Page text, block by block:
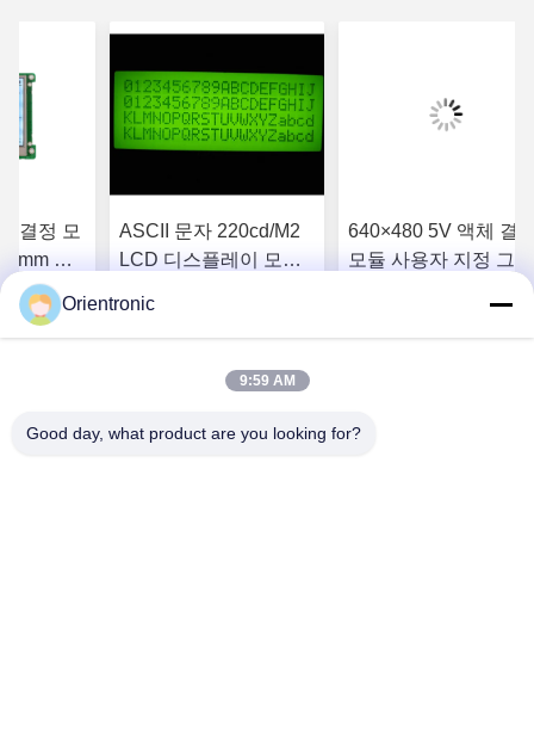
결정 모
세
듈, 세그
플레이,
격을 얻으
ASCII 문자 220cd/M2
LCD 디스플레이 모듈
레이 모듈, 세그먼트
LCD 디스플레이, 세그
최고의 가격을 얻으
640×480 5V 액체 결
모듈 사용자 지정 그래
스플레이,세그먼트
최고의 가격을 얻
Orientronic
9:59 AM
Good day, what product are you looking for?